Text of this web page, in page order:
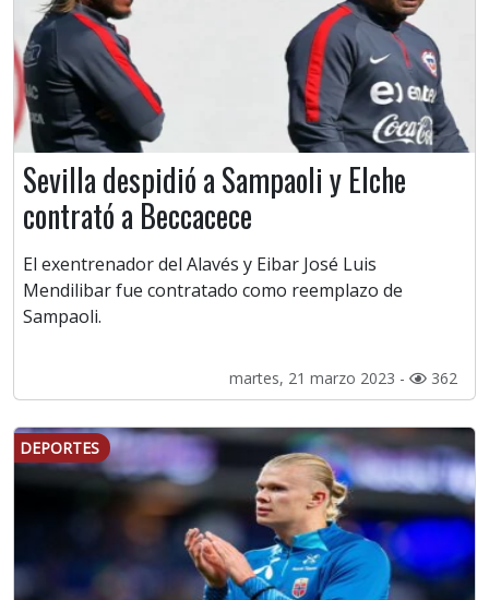
Sevilla despidió a Sampaoli y Elche
contrató a Beccacece
El exentrenador del Alavés y Eibar José Luis
Mendilibar fue contratado como reemplazo de
Sampaoli.
martes, 21 marzo 2023 - 362
DEPORTES